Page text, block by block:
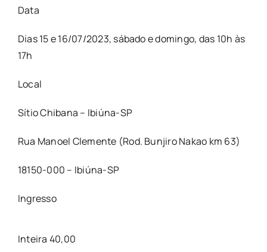
Data
Dias 15 e 16/07/2023, sábado e domingo, das 10h às
17h
Local
Sítio Chibana – Ibiúna-SP
Rua Manoel Clemente (Rod. Bunjiro Nakao km 63)
18150-000 – Ibiúna-SP
Ingresso
Inteira 40,00